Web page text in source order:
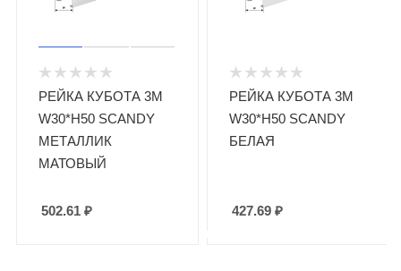
РЕЙКА КУБОТА 3М
W30*H50 SCANDY
МЕТАЛЛИК
МАТОВЫЙ
502.61 ₽
РЕЙКА КУБОТА 3М
W30*H50 SCANDY
БЕЛАЯ
427.69 ₽